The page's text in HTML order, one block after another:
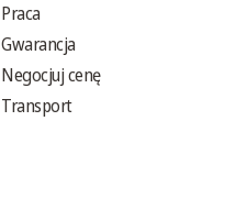
Praca
Gwarancja
Negocjuj cenę
Transport